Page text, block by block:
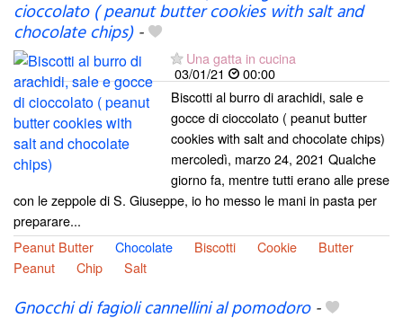
cioccolato ( peanut butter cookies with salt and
chocolate chips)-
Una gatta in cucina
03/01/21
00:00
Biscotti al burro di arachidi, sale e
gocce di cioccolato ( peanut butter
cookies with salt and chocolate chips)
mercoledì, marzo 24, 2021 Qualche
giorno fa, mentre tutti erano alle prese
con le zeppole di S. Giuseppe, io ho messo le mani in pasta per
preparare...
Peanut Butter
Chocolate Biscotti Cookie
Butter
Peanut
Chip Salt
Gnocchi di fagioli cannellini al pomodoro-